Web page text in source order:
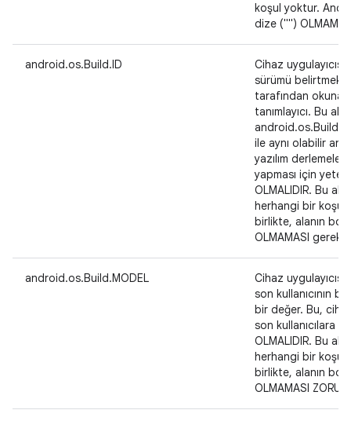
koşul yoktur.
dize ("")
android.os.Build.ID
Cihaz
sürümü belirtmek
tarafından
tanımlayıcı. Bu
ile aynı olabilir
yazılım derlemeleri
yapması için
OLMALIDIR. Bu
herhangi bir koşul
birlikte, alanın
OLMAMASI gerekir.
android.os.Build.MODEL
Cihaz
son kullanıcının
bir değer. Bu,
son kullanıcılara
OLMALIDIR. Bu
herhangi bir koşul
birlikte, alanın
OLMAMASI